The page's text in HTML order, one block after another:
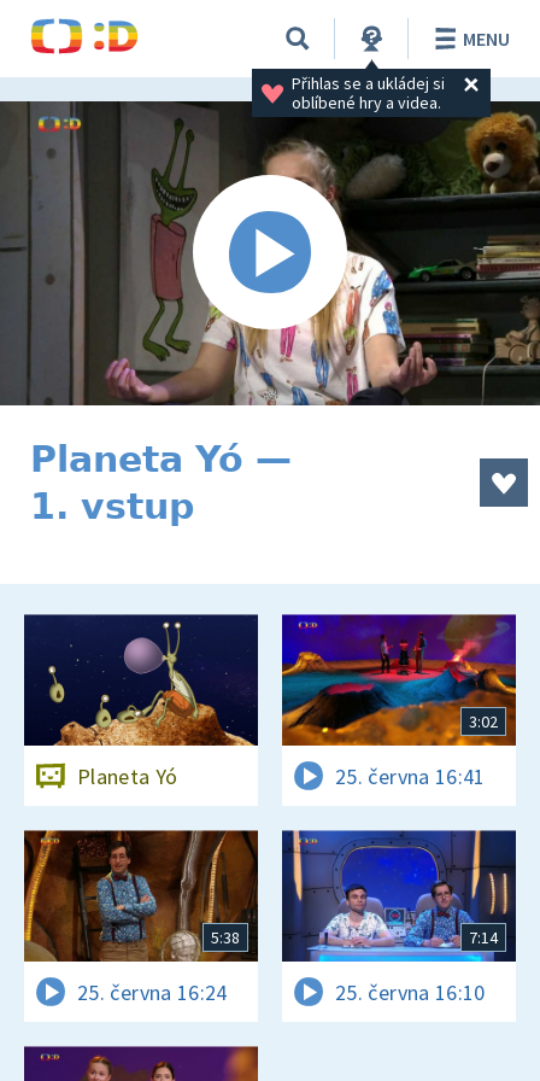
Přihlas se a ukládej si
oblíbené hry a videa.
MENU
Planeta Yó —
1. vstup
Planeta Yó
3:02
25. června 16:41
5:38
25. června 16:24
7:14
25. června 16:10